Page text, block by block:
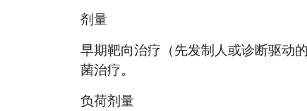
剂量
早期靶向治疗（先发制人或诊断驱动
菌治疗。
负荷剂量